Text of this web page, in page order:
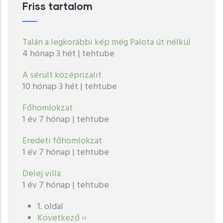
Friss tartalom
Talán a legkorábbi kép még Palota út nélkül
4 hónap 3 hét | tehtube
A sérült középrizalit
10 hónap 3 hét | tehtube
Főhomlokzat
1 év 7 hónap | tehtube
Eredeti főhomlokzat
1 év 7 hónap | tehtube
Delej villa
1 év 7 hónap | tehtube
Oldalszámozás
1. oldal
Következő
Következő ››